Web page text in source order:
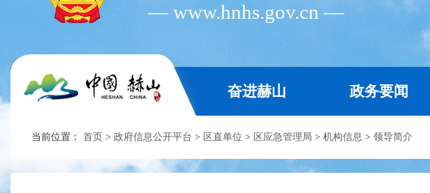
― www.hnhs.gov.cn ―
奋进赫山 政务要闻
当前位置： 首页 > 政府信息公开平台 > 区直单位 > 区应急管理局 > 机构信息 > 领导简介